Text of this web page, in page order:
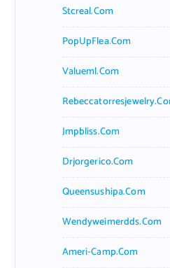
Stcreal.com
PopUpFlea.com
Valueml.com
Jmpbliss.com
Drjorgerico.com
Queensushipa.com
Wendyweimerdds.com
Ameri-Camp.com